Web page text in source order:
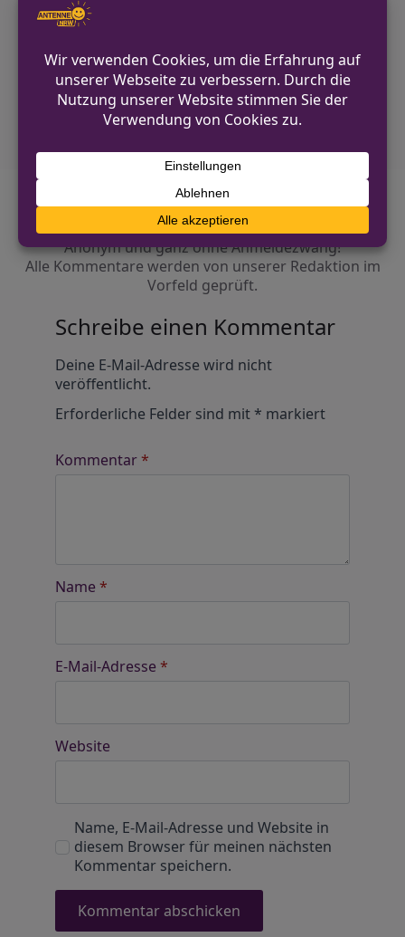
Zusammenstoß zwischen Straßenbahn und
NÄCHSTER BEITRAG
Polizeistreife fasst gesuchten Einbrecher in
Dormagen
Diskutiere mit!
Anonym und ganz ohne Anmeldezwang!
Alle Kommentare werden von unserer Redaktion im
Vorfeld geprüft.
Schreibe einen Kommentar
Deine E-Mail-Adresse wird nicht
veröffentlicht.
Erforderliche Felder sind mit* markiert
Kommentar*
Name *
E-Mail-Adresse *
Website
Name, E-Mail-Adresse und Website in
diesem Browser für meinen nächsten
Kommentar speichern.